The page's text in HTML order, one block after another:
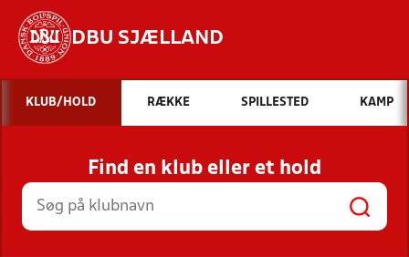
DBU SJÆLLAND
Hvad vil du søge efter?
INDHOLD OG NYHEDER
STILLINGER, RESULTATER, KLUBBER OG
HOLD
KLUB/HOLD RÆKKE SPILLESTED KAMP
Find en klub eller et hold